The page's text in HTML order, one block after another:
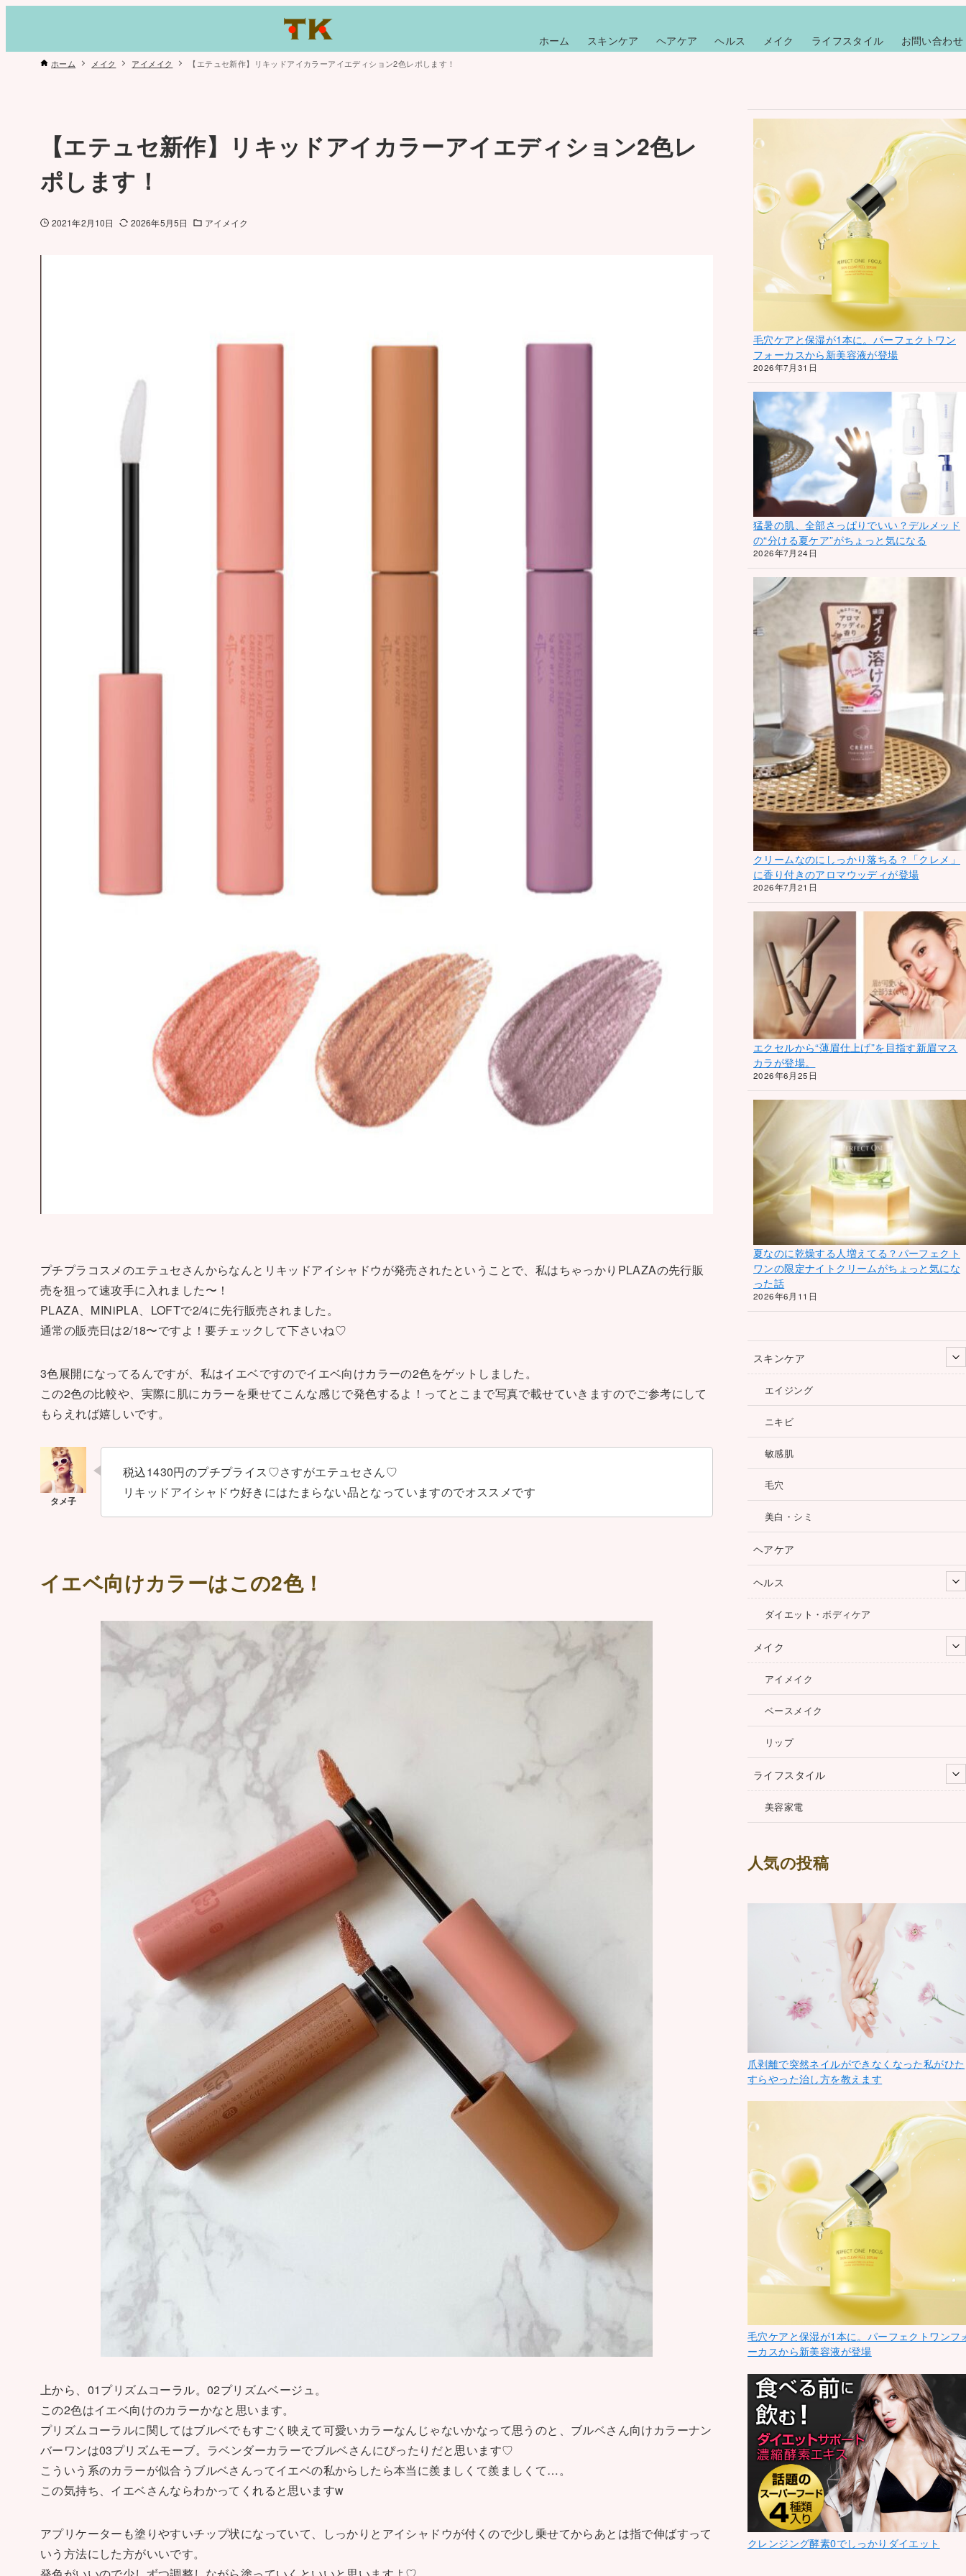
ホーム スキンケア ヘアケア ヘルス メイク ライフスタイル お問い合わせ
ホーム メイク アイメイク 【エテュセ新作】リキッドアイカラーアイエディション2色レポします！
【エテュセ新作】リキッドアイカラーアイエディション2色レ
ポします！
2021年2月10日 2026年5月5日 アイメイク
プチプラコスメのエテュセさんからなんとリキッドアイシャドウが発売されたということで、私はちゃっかりPLAZAの先行販
売を狙って速攻手に入れました〜！
PLAZA、MINiPLA、LOFTで2/4に先行販売されました。
通常の販売日は2/18〜ですよ！要チェックして下さいね♡
3色展開になってるんですが、私はイエベですのでイエベ向けカラーの2色をゲットしました。
この2色の比較や、実際に肌にカラーを乗せてこんな感じで発色するよ！ってとこまで写真で載せていきますのでご参考にして
もらえれば嬉しいです。
税込1430円のプチプライス♡さすがエテュセさん♡
リキッドアイシャドウ好きにはたまらない品となっていますのでオススメです
イエベ向けカラーはこの2色！
上から、01プリズムコーラル。02プリズムベージュ。
この2色はイエベ向けのカラーかなと思います。
プリズムコーラルに関してはブルベでもすごく映えて可愛いカラーなんじゃないかなって思うのと、ブルベさん向けカラーナン
バーワンは03プリズムモーブ。ラベンダーカラーでブルベさんにぴったりだと思います♡
こういう系のカラーが似合うブルベさんってイエベの私からしたら本当に羨ましくて羨ましくて…。
この気持ち、イエベさんならわかってくれると思いますw
アプリケーターも塗りやすいチップ状になっていて、しっかりとアイシャドウが付くので少し乗せてからあとは指で伸ばすって
いう方法にした方がいいです。
毛穴ケアと保湿が1本に。パーフェクトワン
フォーカスから新美容液が登場
2026年7月31日
猛暑の肌、全部さっぱりでいい？デルメッド
の“分ける夏ケア”がちょっと気になる
2026年7月24日
クリームなのにしっかり落ちる？「クレメ」
に香り付きのアロマウッディが登場
2026年7月21日
エクセルから“薄眉仕上げ”を目指す新眉マス
カラが登場。
2026年6月25日
夏なのに乾燥する人増えてる？パーフェクト
ワンの限定ナイトクリームがちょっと気にな
った話
2026年6月11日
スキンケア
エイジング
ニキビ
敏感肌
毛穴
美白・シミ
ヘアケア
ヘルス
ダイエット・ボディケア
メイク
アイメイク
ベースメイク
リップ
ライフスタイル
美容家電
人気の投稿
爪剥離で突然ネイルができなくなった私がひた
すらやった治し方を教えます
毛穴ケアと保湿が1本に。パーフェクトワンフ
ーカスから新美容液が登場
クレンジング酵素0でしっかりダイエット